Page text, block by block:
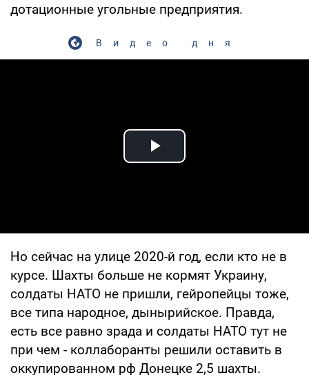
дотационные угольные предприятия.
Видео дня
Play Video
Но сейчас на улице 2020-й год, если кто не в
курсе. Шахты больше не кормят Украину,
солдаты НАТО не пришли, гейропейцы тоже,
все типа народное, дынырийское. Правда,
есть все равно зрада и солдаты НАТО тут не
при чем - коллаборанты решили оставить в
оккупированном рф Донецке 2,5 шахты.